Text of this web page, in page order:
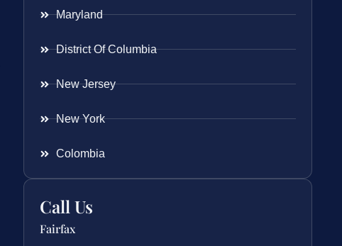
Maryland
District Of Columbia
New Jersey
New York
Colombia
Call Us
Fairfax